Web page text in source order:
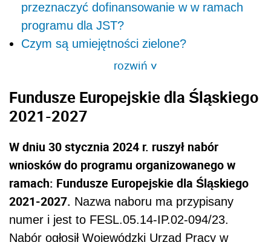
przeznaczyć dofinansowanie w w ramach
programu dla JST?
Czym są umiejętności zielone?
rozwiń>
Fundusze Europejskie dla Śląskiego
2021-2027
W dniu 30 stycznia 2024 r. ruszył nabór
wniosków do programu organizowanego w
ramach: Fundusze Europejskie dla Śląskiego
2021-2027. Nazwa naboru ma przypisany
numer i jest to FESL.05.14-IP.02-094/23.
Nabór ogłosił Wojewódzki Urząd Pracy w